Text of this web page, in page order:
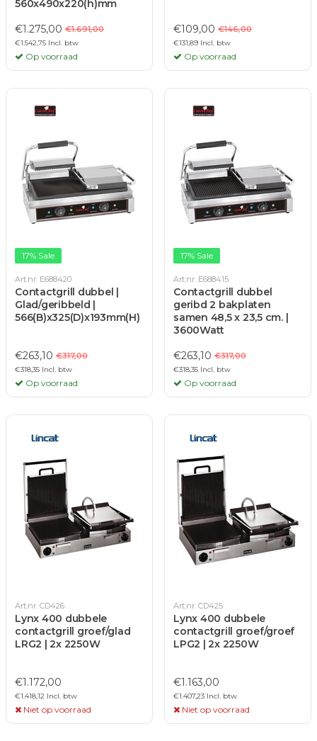
560x490x220(h)mm
€1.275,00 €1.691,00
€1.542,75 Incl. btw
Op voorraad
€109,00 €146,00
€131,89 Incl. btw
Op voorraad
17% Sale
Art.nr. E688420
Contactgrill dubbel |
Glad/geribbeld |
566(B)x325(D)x193mm(H)
€263,10 €317,00
€318,35 Incl. btw
Op voorraad
17% Sale
Art.nr. E688415
Contactgrill dubbel
geribd 2 bakplaten
samen 48,5 x 23,5 cm. |
3600Watt
€263,10 €317,00
€318,35 Incl. btw
Op voorraad
Art.nr. CD426
Lynx 400 dubbele
contactgrill groef/glad
LRG2 | 2x 2250W
€1.172,00
€1.418,12 Incl. btw
Niet op voorraad
Art.nr. CD425
Lynx 400 dubbele
contactgrill groef/groef
LPG2 | 2x 2250W
€1.163,00
€1.407,23 Incl. btw
Niet op voorraad